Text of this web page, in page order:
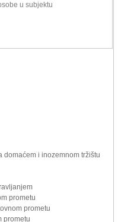
u subjektu
i inozemnom tržištu
prometu
prometu
prometu